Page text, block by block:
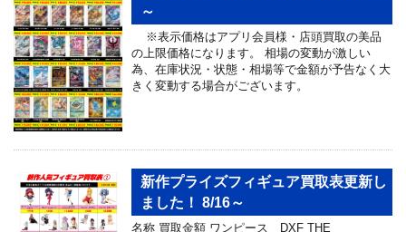
～
※表示価格はアプリ会員様・店頭買取の美品
の上限価格になります。 相場の変動が激しい
為、在庫状況・状態・相場等で金額が予告なく大
きく変動する場合がございます。
新作プライズフィギュア買取表更新し
ました！ 8/16～
名称 買取金額 ワンピース DXF THE